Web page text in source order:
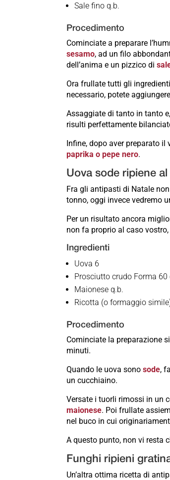
Sale fino q.b.
Procedimento
Cominciate a preparare
sesamo, ad un filo
dell’anima e un pizzico di
Ora frullate tutti gli
necessario, potete
Assaggiate di tanto in tanto
risulti perfettamente
Infine, dopo aver preparato il
paprika o pepe nero.
Uova sode ripiene
Fra gli antipasti di Natale
tonno, oggi invece vedremo
Per un risultato ancora
non fa proprio al caso
Ingredienti
Uova 6
Prosciutto crudo Forma 60
Maionese q.b.
Ricotta (o formaggio
Procedimento
Cominciate la preparazione
minuti.
Quando le uova sonosode,
un cucchiaino.
Versate i tuorli rimossi in un
maionese. Poi frullate
nel buco in cui
A questo punto, non vi resta
Funghi ripieni
Un’altra ottima ricetta di